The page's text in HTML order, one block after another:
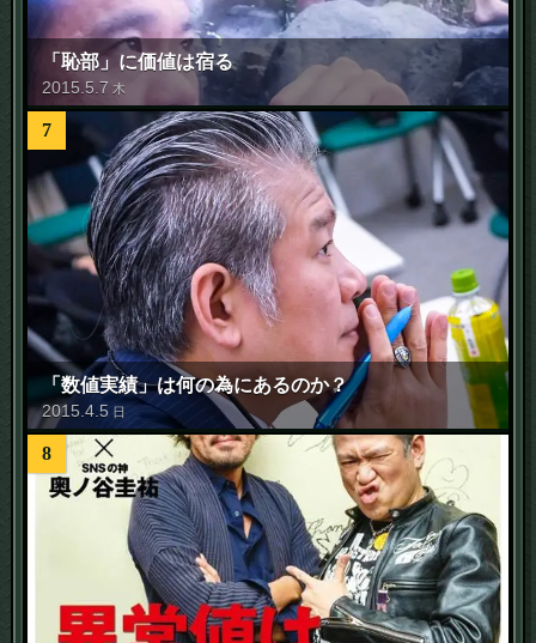
「恥部」に価値は宿る
2015 5 .7 木
7
「数値実績」は何の為にあるのか？
2015 .4 .5 日
8